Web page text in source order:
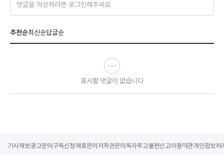
댓글을 작성하려면 로그인해주세요
추천순최신순답글순
표시할 댓글이 없습니다
기사제보광고문의 구독신청제휴문의 저작권문의 독자투고불편신고이용약관개인정보처